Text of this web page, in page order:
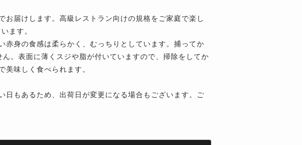
届けします。高級レストラン向けの規格をご家庭で楽し
ます。
赤身の食感は柔らかく、むっちりとしています。捕ってか
。表面に薄くスジや脂が付いていますので、掃除をしてか
美味しく食べられます。
もあるため、出荷日が変更になる場合もございます。ご